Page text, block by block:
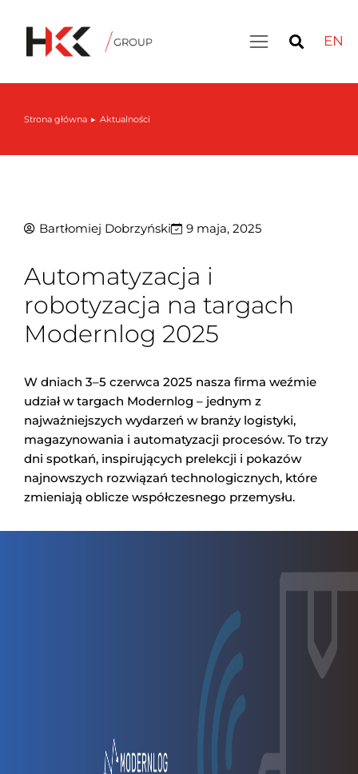
EN
Jesteś tutaj:
Strona główna Aktualności
Bartłomiej Dobrzyński 9 maja, 2025
Automatyzacja i
robotyzacja na targach
Modernlog 2025
W dniach 3–5 czerwca 2025 nasza firma weźmie
udział w targach Modernlog – jednym z
najważniejszych wydarzeń w branży logistyki,
magazynowania i automatyzacji procesów. To trzy
dni spotkań, inspirujących prelekcji i pokazów
najnowszych rozwiązań technologicznych, które
zmieniają oblicze współczesnego przemysłu.